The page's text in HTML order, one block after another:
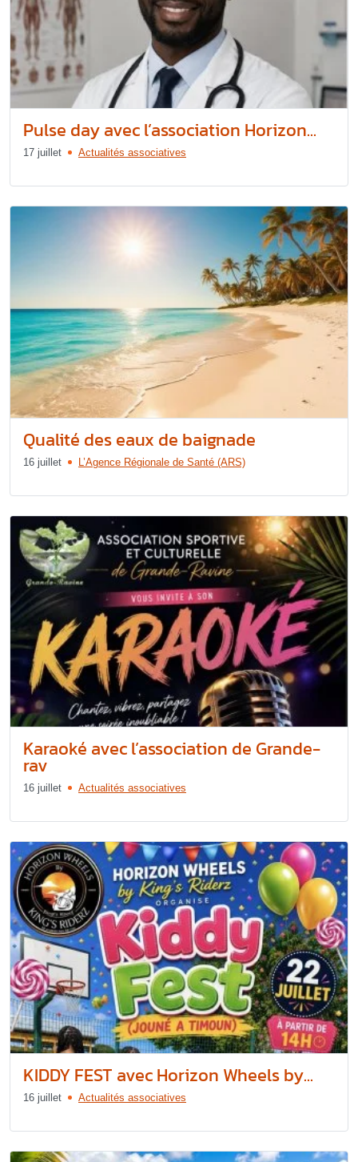
Pulse day avec l’association Horizon...
17 juillet Actualités associatives
Qualité des eaux de baignade
16 juillet L’Agence Régionale de Santé (ARS)
Karaoké avec l’association de Grande-
rav
16 juillet Actualités associatives
KIDDY FEST avec Horizon Wheels by...
16 juillet Actualités associatives